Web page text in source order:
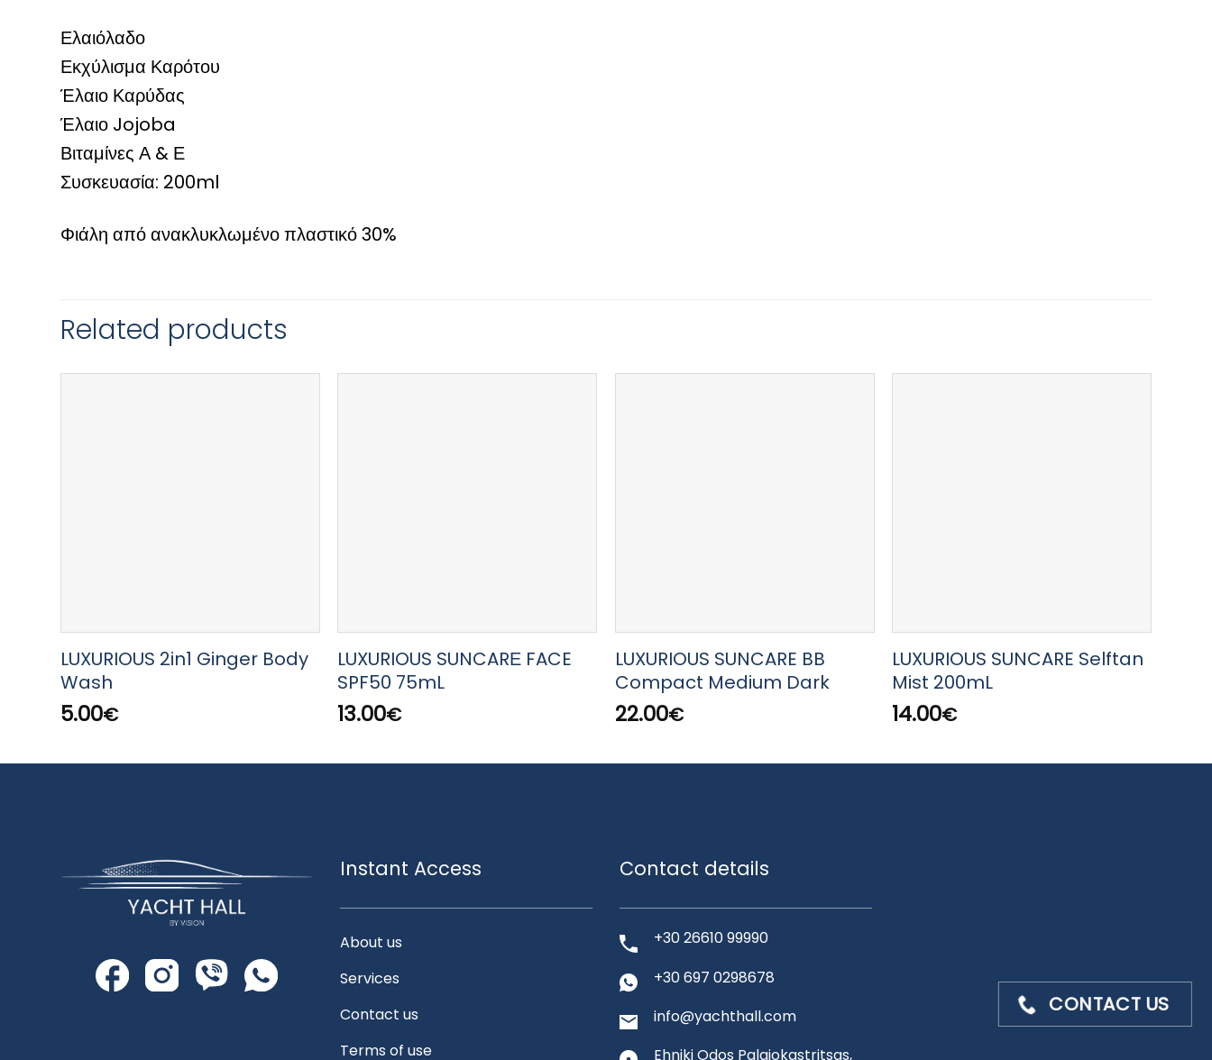
Ελαιόλαδο
Εκχύλισμα Καρότου
Έλαιο Καρύδας
Έλαιο Jojoba
Βιταμίνες Α & Ε
Συσκευασία: 200ml
Φιάλη από ανακλυκλωμένο πλαστικό 30%
Related products
LUXURIOUS 2in1 Ginger Body
Wash
5.00€
LUXURIOUS SUNCARΕ FACE
SPF50 75mL
13.00€
LUXURIOUS SUNCARE BB
Compact Medium Dark
22.00€
LUXURIOUS SUNCARE Selftan
Mist 200mL
14.00€
Instant Access
About us
Services
Contact us
Terms of use
Contact details
+30 26610 99990
+30 697 0298678
info@yachthall.com
Ehniki Odos Palaiokastritsas,
CONTACT US